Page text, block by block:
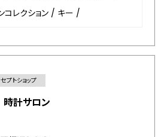
コレクション / キー /
プトショップ
計サロン